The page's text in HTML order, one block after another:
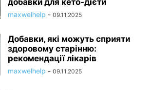
добавки для кето-дієти
maxwelhelp - 09.11.2025
Добавки, які можуть сприяти
здоровому старінню:
рекомендації лікарів
maxwelhelp - 09.11.2025